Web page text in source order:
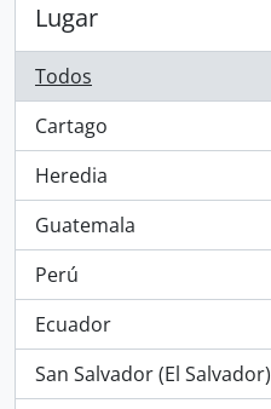
Lugar
Todos
Cartago
, 1 resultados
Heredia
, 1 resultados
Guatemala
, 1 resultados
Perú
, 1 resultados
Ecuador
, 1 resultados
San Salvador (El Salvador)
, 1 resultados